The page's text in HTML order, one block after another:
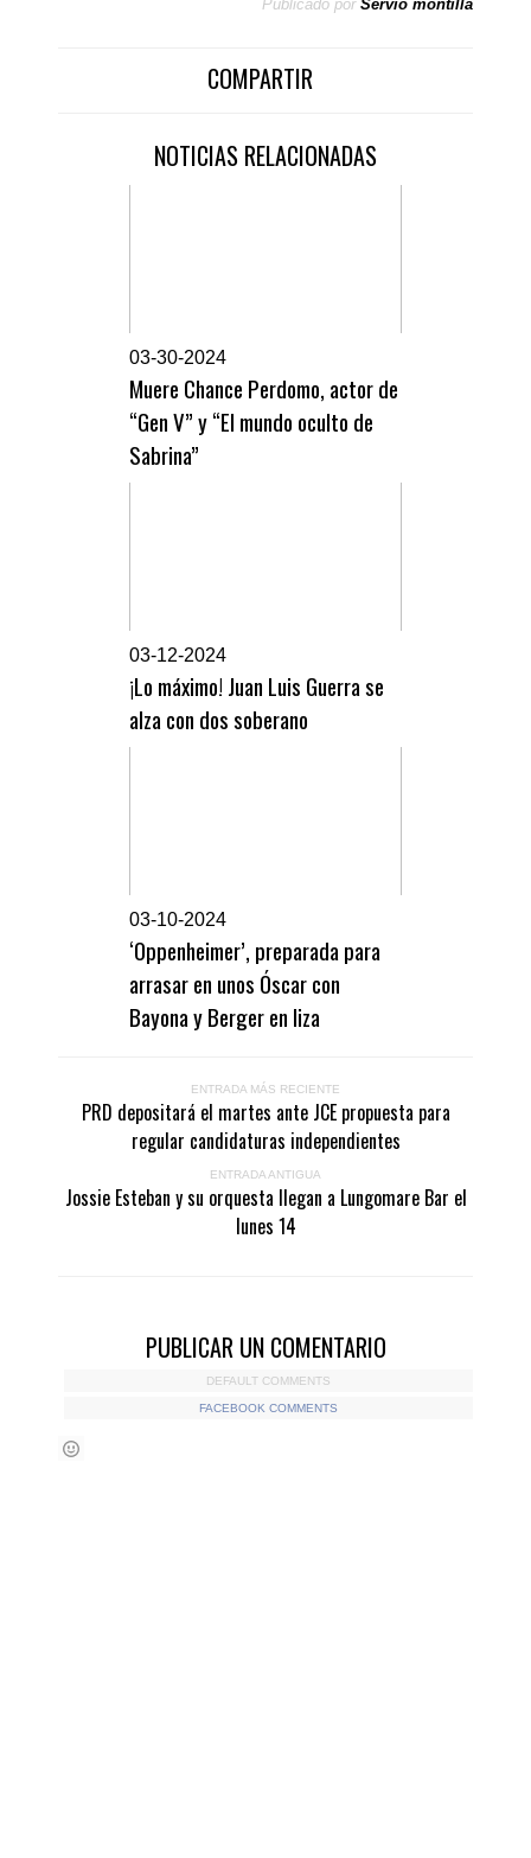
Publicado por Servio montilla
COMPARTIR
NOTICIAS RELACIONADAS
03-30-2024
Muere Chance Perdomo, actor de
“Gen V” y “El mundo oculto de
Sabrina”
03-12-2024
¡Lo máximo! Juan Luis Guerra se
alza con dos soberano
03-10-2024
‘Oppenheimer’, preparada para
arrasar en unos Óscar con
Bayona y Berger en liza
ENTRADA MÁS RECIENTE
PRD depositará el martes ante JCE propuesta para
regular candidaturas independientes
ENTRADA ANTIGUA
Jossie Esteban y su orquesta llegan a Lungomare Bar el
lunes 14
PUBLICAR UN COMENTARIO
DEFAULT COMMENTS
FACEBOOK COMMENTS